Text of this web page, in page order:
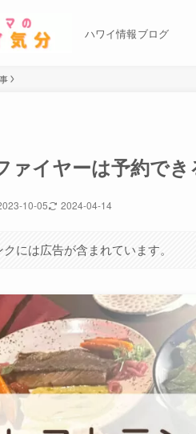
ハワイ情報ブログ
ァイヤーは予約で
10-05 2024-04-14
には広告が含まれています。